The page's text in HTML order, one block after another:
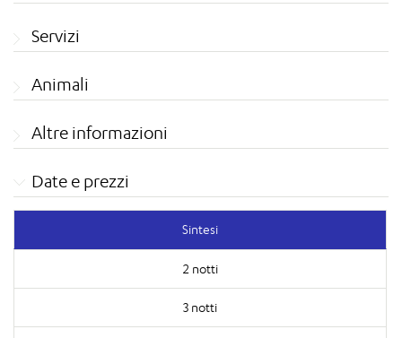
Servizi
Animali
Altre informazioni
Date e prezzi
Sintesi
2 notti
3 notti